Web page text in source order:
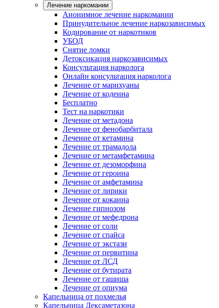
Лечение наркомании
Анонимное лечение наркомании
Принудительное лечение наркозависимых
Кодирование от наркотиков
УБОД
Снятие ломки
Детоксикация наркозависимых
Консультация нарколога
Онлайн консультация нарколога
Лечение от марихуаны
Лечение от кодеина
Бесплатно
Тест на наркотики
Лечение от метадона
Лечение от фенобарбитала
Лечение от кетамина
Лечение от трамадола
Лечение от метамфетамина
Лечение от дезоморфина
Лечение от героина
Лечение от амфетамина
Лечение от лирики
Лечение от кокаина
Лечение гипнозом
Лечение от мефедрона
Лечение от соли
Лечение от спайса
Лечение от экстази
Лечение от первитина
Лечение от ЛСД
Лечение от бутирата
Лечение от гашиша
Лечение от опиума
Капельница от похмелья
Капельница Дексаметазона